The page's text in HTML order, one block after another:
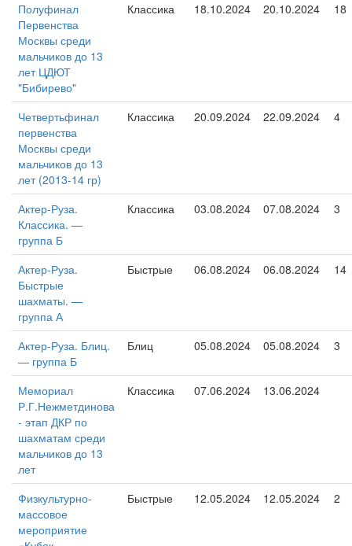
Полуфинал
Первенства
Москвы среди
мальчиков до 13
лет ЦДЮТ
"Бибирево"
Классика 18.10.2024 20.10.2024 18
Четвертьфинал
первенства
Москвы среди
мальчиков до 13
лет (2013-14 гр)
Классика 20.09.2024 22.09.2024 4
Актер-Руза.
Классика. —
группа Б
Классика 03.08.2024 07.08.2024 3
Актер-Руза.
Быстрые
шахматы. —
группа А
Быстрые 06.08.2024 06.08.2024 14
Актер-Руза. Блиц.
— группа Б
Блиц 05.08.2024 05.08.2024 3
Мемориал
Р.Г.Нежметдинова
- этап ДКР по
шахматам среди
мальчиков до 13
лет
Классика 07.06.2024 13.06.2024
Физкультурно-
массовое
мероприятие
Быстрые 12.05.2024 12.05.2024 2